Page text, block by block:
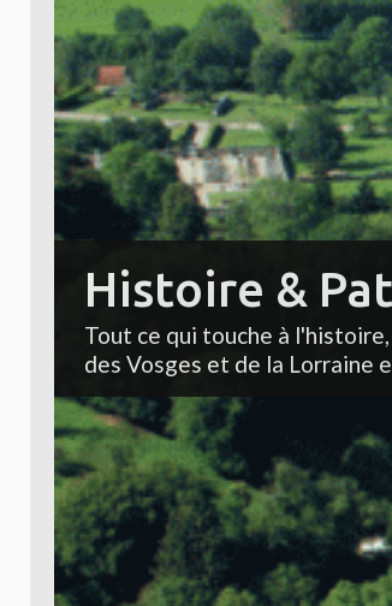
Histoire &
Tout ce qui touche à
des Vosges et de la Lorraine